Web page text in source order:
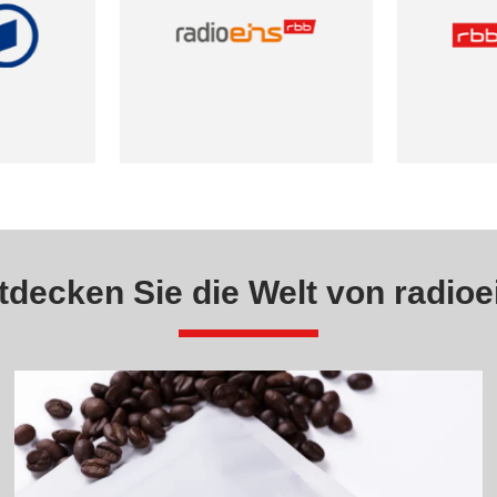
Sie die Welt von